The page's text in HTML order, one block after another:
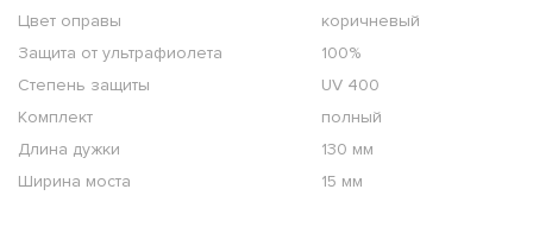
Цвет оправы
коричневый
Защита от ультрафиолета
100%
Степень защиты
UV 400
Комплект
полный
Длина дужки
130 мм
Ширина моста
15 мм